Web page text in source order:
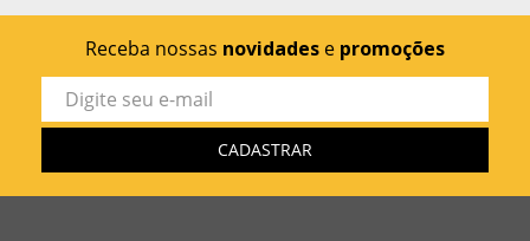
Receba nossas novidades e promoções